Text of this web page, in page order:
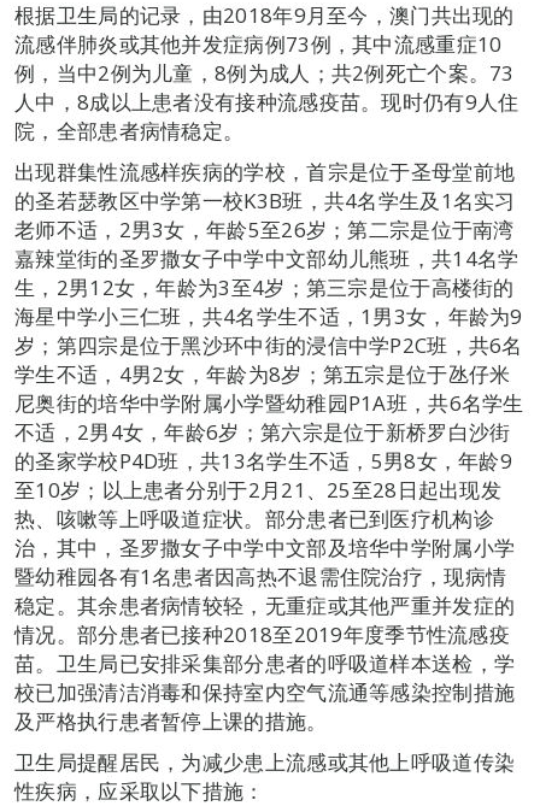
根据卫生局的记录，由2018年9月至今，澳门共出现的
流感伴肺炎或其他并发症病例73例，其中流感重症10
例，当中2例为儿童，8例为成人；共2例死亡个案。73
人中，8成以上患者没有接种流感疫苗。现时仍有9人住
院，全部患者病情稳定。
出现群集性流感样疾病的学校，首宗是位于圣母堂前地
的圣若瑟教区中学第一校K3B班，共4名学生及1名实习
老师不适，2男3女，年龄5至26岁；第二宗是位于南湾
嘉辣堂街的圣罗撒女子中学中文部幼儿熊班，共14名学
生，2男12女，年龄为3至4岁；第三宗是位于高楼街的
海星中学小三仁班，共4名学生不适，1男3女，年龄为9
岁；第四宗是位于黑沙环中街的浸信中学P2C班，共6名
学生不适，4男2女，年龄为8岁；第五宗是位于氹仔米
尼奥街的培华中学附属小学暨幼稚园P1A班，共6名学生
不适，2男4女，年龄6岁；第六宗是位于新桥罗白沙街
的圣家学校P4D班，共13名学生不适，5男8女，年龄9
至10岁；以上患者分别于2月21、25至28日起出现发
热、咳嗽等上呼吸道症状。部分患者已到医疗机构诊
治，其中，圣罗撒女子中学中文部及培华中学附属小学
暨幼稚园各有1名患者因高热不退需住院治疗，现病情
稳定。其余患者病情较轻，无重症或其他严重并发症的
情况。部分患者已接种2018至2019年度季节性流感疫
苗。卫生局已安排采集部分患者的呼吸道样本送检，学
校已加强清洁消毒和保持室内空气流通等感染控制措施
及严格执行患者暂停上课的措施。
卫生局提醒居民，为减少患上流感或其他上呼吸道传染
性疾病，应采取以下措施：